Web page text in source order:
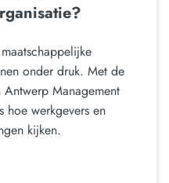
onder druk. Met de
Management
hoe werkgevers en
kijken.